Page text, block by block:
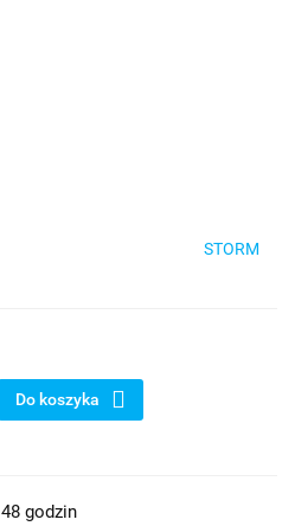
STORM
Do koszyka
48 godzin